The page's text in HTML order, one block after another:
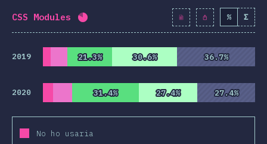
CSS Modules Percentatge completat: 80.9 % 9293
% Σ
2019 21.3%
21.3% 30.6%
30.6% 36.7%
36.7%
2020 31.4%
31.4% 27.4%
27.4% 27.4%
27.4%
No ho usaria